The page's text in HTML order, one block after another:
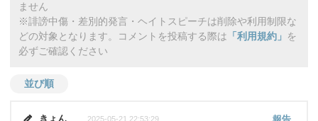
ません
※誹謗中傷・差別的発言・ヘイトスピーチは削除や利用制限な
どの対象となります。コメントを投稿する際は 「利用規約」 を
必ずご確認ください
並び順
きょん 2025-05-21 22:53:29